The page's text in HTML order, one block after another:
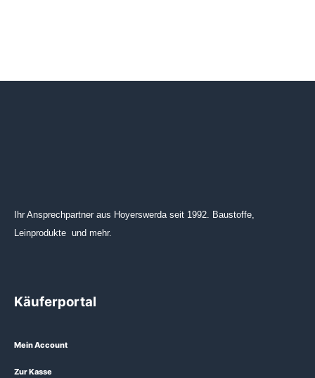
Ihr Ansprechpartner aus Hoyerswerda seit 1992. Baustoffe,
Leinprodukte und mehr.
Käuferportal
Mein Account
Zur Kasse